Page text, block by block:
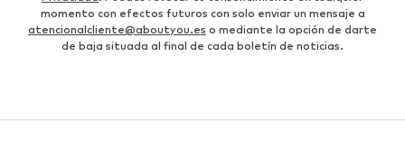
momento con efectos futuros con solo enviar un mensaje a
atencionalcliente@aboutyou.es o mediante la opción de darte
de baja situada al final de cada boletín de noticias.